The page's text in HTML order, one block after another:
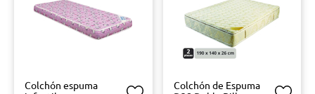
Colchón espuma
Colchón de Espuma